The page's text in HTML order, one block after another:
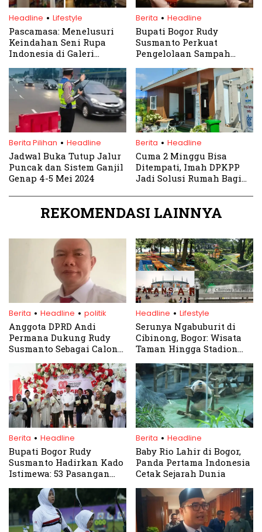
Headline . Lifestyle
Pascamasa: Menelusuri
Keindahan Seni Rupa
Indonesia di Galeri
Berita . Headline
Bupati Bogor Rudy
Susmanto Perkuat
Pengelolaan Sampah
Strateginya
Berita Pilihan . Headline
Jadwal Buka Tutup Jalur
Puncak dan Sistem Ganjil
Genap 4-5 Mei 2024
Berita . Headline
Cuma 2 Minggu Bisa
Ditempati, Imah DPKPP
Jadi Solusi Rumah Bagi
REKOMENDASI LAINNYA
Berita . Headline . politik
Anggota DPRD Andi
Permana Dukung Rudy
Susmanto Sebagai Calon
Headline . Lifestyle
Serunya Ngabuburit di
Cibinong, Bogor: Wisata
Taman Hingga Stadion
Berita . Headline
Bupati Bogor Rudy
Susmanto Hadirkan Kado
Istimewa: 53 Pasangan
HUT ke-80 RI
Berita . Headline
Baby Rio Lahir di Bogor,
Panda Pertama Indonesia
Cetak Sejarah Dunia